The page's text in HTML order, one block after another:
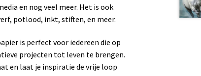
en nog veel meer. Het is ook
potlood, inkt, stiften, en meer.
is perfect voor iedereen die op
projecten tot leven te brengen.
en laat je inspiratie de vrije loop